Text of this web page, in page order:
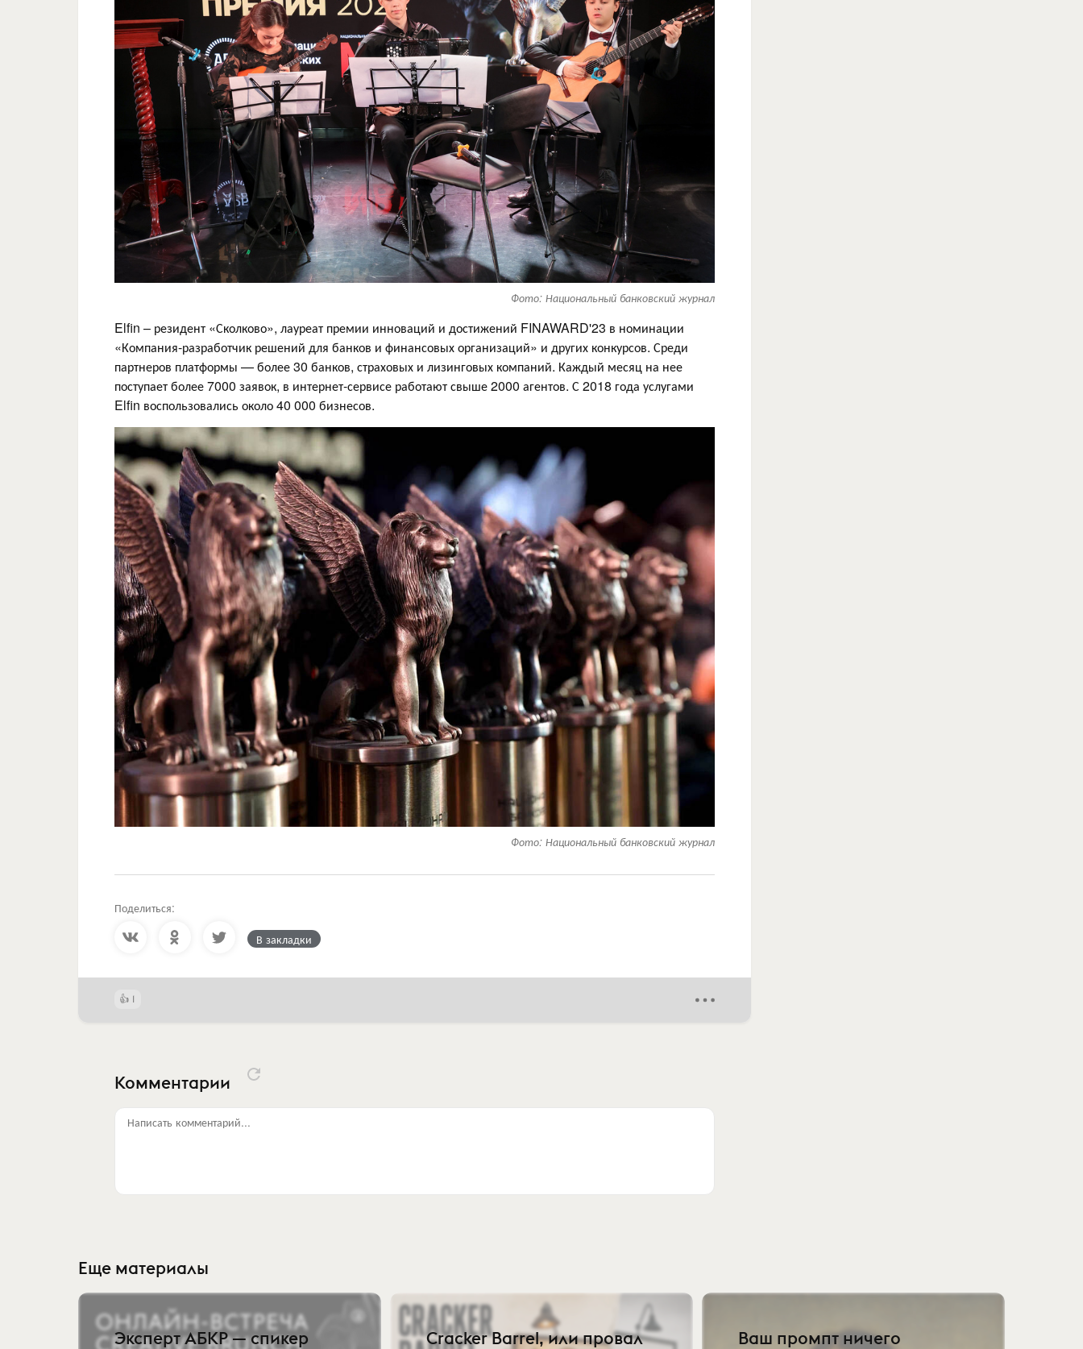
Фото: Национальный банковский журнал
Elfin – резидент «Сколково», лауреат премии инноваций и достижений FINAWARD'23 в номинации
«Компания-разработчик решений для банков и финансовых организаций» и других конкурсов. Среди
партнеров платформы — более 30 банков, страховых и лизинговых компаний. Каждый месяц на нее
поступает более 7000 заявок, в интернет-сервисе работают свыше 2000 агентов. С 2018 года услугами
Elfin воспользовались около 40 000 бизнесов.
Фото: Национальный банковский журнал
Поделиться:
В закладки
1
Комментарии
Написать комментарий...
Еще материалы
Эксперт АБКР — спикер
Cracker Barrel, или провал
Ваш промпт ничего